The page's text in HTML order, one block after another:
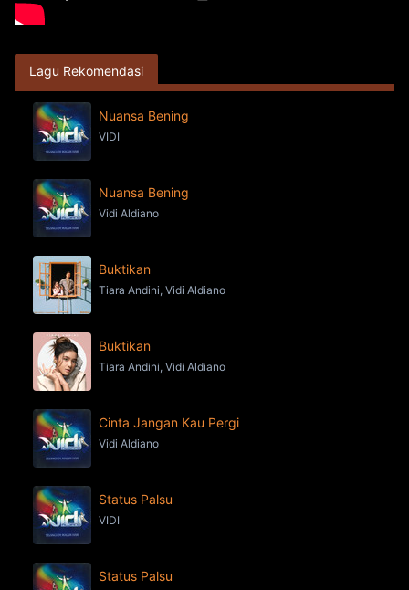
Lagu Rekomendasi
Nuansa Bening
VIDI
Nuansa Bening
Vidi Aldiano
Buktikan
Tiara Andini, Vidi Aldiano
Buktikan
Tiara Andini, Vidi Aldiano
Cinta Jangan Kau Pergi
Vidi Aldiano
Status Palsu
VIDI
Status Palsu